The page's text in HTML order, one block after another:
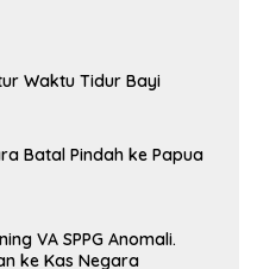
Waktu Tidur Bayi
Batal Pindah ke Papua
VA SPPG Anomali.
ke Kas Negara